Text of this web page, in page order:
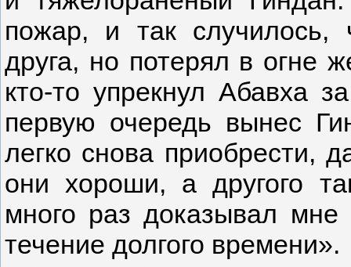
пожар, и так случилось,
друга, но потерял в огне
кто-то упрекнул Абавха
первую очередь вынес
легко снова приобрести,
они хороши, а другого
много раз доказывал
течение долгого времени».